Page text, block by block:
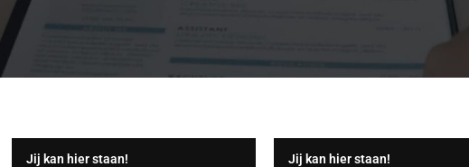
Jij kan hier staan! Jij kan hier staan!